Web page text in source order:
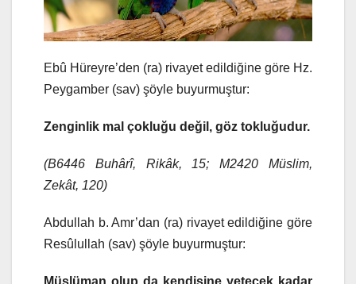
Ebû Hüreyre’den (ra) rivayet edildiğine göre Hz.
Peygamber (sav) şöyle buyurmuştur:
Zenginlik mal çokluğu değil, göz tokluğudur.
(B6446 Buhârî, Rikâk, 15; M2420 Müslim,
Zekât, 120)
Abdullah b. Amr’dan (ra) rivayet edildiğine göre
Resûlullah (sav) şöyle buyurmuştur:
Müslüman olup da kendisine yetecek kadar